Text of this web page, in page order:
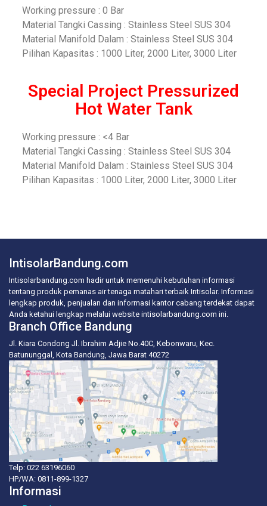
Working pressure : 0 Bar
Material Tangki Cassing : Stainless Steel SUS 304
Material Manifold Dalam : Stainless Steel SUS 304
Pilihan Kapasitas : 1000 Liter, 2000 Liter, 3000 Liter
Special Project Pressurized
Hot Water Tank
Working pressure : <4 Bar
Material Tangki Cassing : Stainless Steel SUS 304
Material Manifold Dalam : Stainless Steel SUS 304
Pilihan Kapasitas : 1000 Liter, 2000 Liter, 3000 Liter
IntisolarBandung.com
Intisolarbandung.com hadir untuk memenuhi kebutuhan informasi
tentang produk pemanas air tenaga matahari terbaik Intisolar. Informasi
lengkap produk, penjualan dan informasi kantor cabang terdekat dapat
Anda ketahui lengkap melalui website intisolarbandung.com ini.
Branch Office Bandung
Jl. Kiara Condong Jl. Ibrahim Adjie No.40C, Kebonwaru, Kec.
Batununggal, Kota Bandung, Jawa Barat 40272
Telp: 022 63196060
HP/WA: 0811-899-1327
Informasi